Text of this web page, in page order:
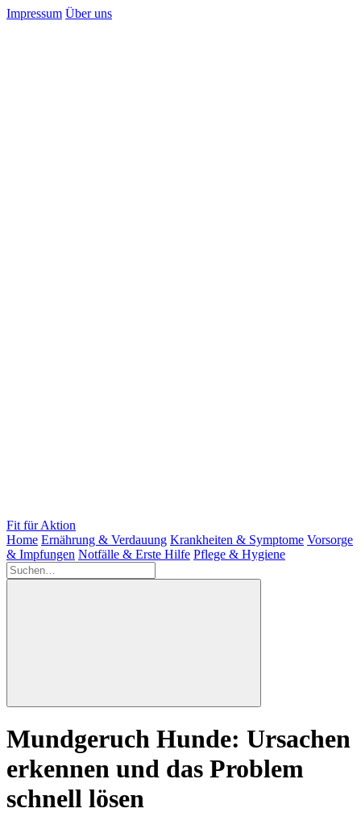
Impressum Über uns
Fit für Aktion
Home Ernährung & Verdauung Krankheiten & Symptome Vorsorge
& Impfungen Notfälle & Erste Hilfe Pflege & Hygiene
Mundgeruch Hunde: Ursachen
erkennen und das Problem
schnell lösen